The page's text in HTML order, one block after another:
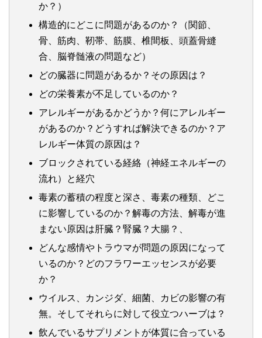
か？）
構造的にどこに問題があるのか？（関節、
骨、筋肉、靭帯、筋膜、椎間板、頭蓋骨縫
合、脳脊髄液の問題など）
どの臓器に問題があるか？その原因は？
どの栄養素が不足しているのか？
アレルギーがあるかどうか？何にアレルギー
があるのか？どうすれば解決できるのか？ア
レルギー体質の原因は？
ブロックされている経絡（神経エネルギーの
流れ）と経穴
毒素の蓄積の程度と深さ、毒素の種類、どこ
に影響しているのか？解毒の方法、解毒が進
まない原因は肝臓？腎臓？大腸？、
どんな感情やトラウマが問題の原因になって
いるのか？どのフラワーエッセンスが必要
か？
ウイルス、カンジダ、細菌、カビの影響の有
無。そしてそれらに対して役立つハーブは？
飲んでいるサプリメントが体質に合っている